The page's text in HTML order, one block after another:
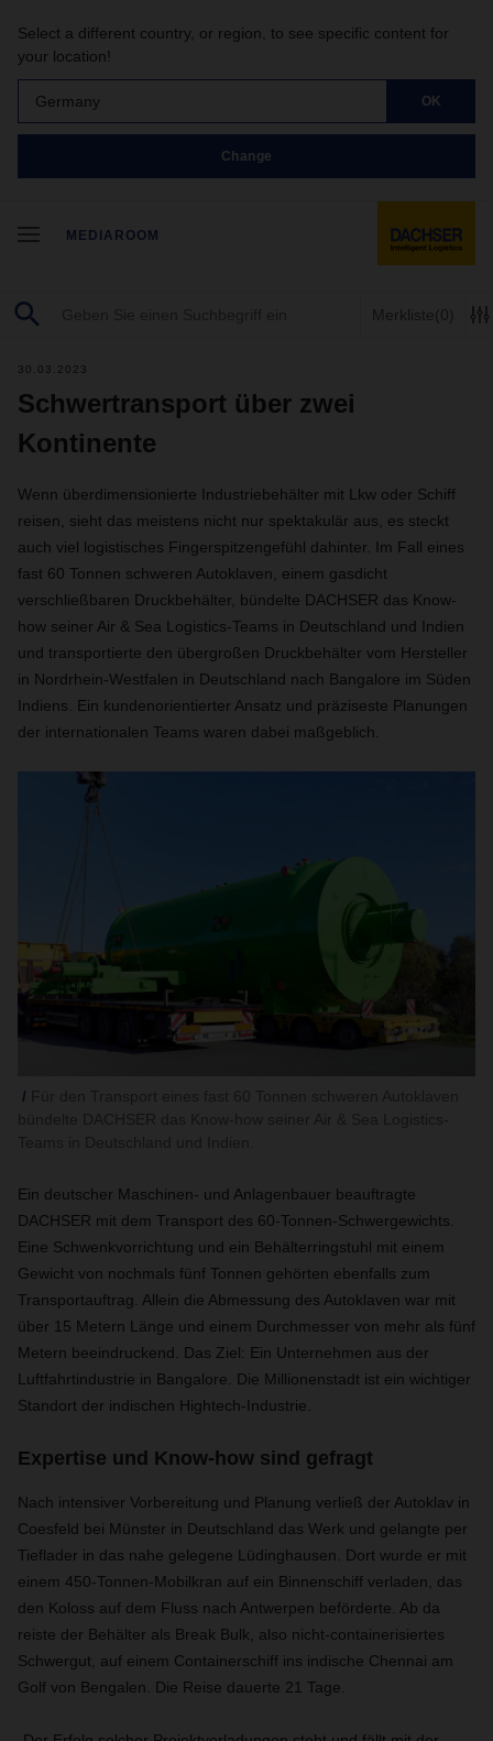
Select a different country, or region, to see specific content for
your location!
Germany OK
Change
MEDIAROOM
Merkliste(0)
30.03.2023
Schwertransport über zwei
Kontinente
Wenn überdimensionierte Industriebehälter mit Lkw oder Schiff
reisen, sieht das meistens nicht nur spektakulär aus, es steckt
auch viel logistisches Fingerspitzengefühl dahinter. Im Fall eines
fast 60 Tonnen schweren Autoklaven, einem gasdicht
verschließbaren Druckbehälter, bündelte DACHSER das Know-
how seiner Air & Sea Logistics-Teams in Deutschland und Indien
und transportierte den übergroßen Druckbehälter vom Hersteller
in Nordrhein-Westfalen in Deutschland nach Bangalore im Süden
Indiens. Ein kundenorientierter Ansatz und präziseste Planungen
der internationalen Teams waren dabei maßgeblich.
Ein deutscher Maschinen- und Anlagenbauer beauftragte
DACHSER mit dem Transport des 60-Tonnen-Schwergewichts.
Eine Schwenkvorrichtung und ein Behälterringstuhl mit einem
Gewicht von nochmals fünf Tonnen gehörten ebenfalls zum
Transportauftrag. Allein die Abmessung des Autoklaven war mit
über 15 Metern Länge und einem Durchmesser von mehr als fünf
Metern beeindruckend. Das Ziel: Ein Unternehmen aus der
Luftfahrtindustrie in Bangalore. Die Millionenstadt ist ein wichtiger
Standort der indischen Hightech-Industrie.
Expertise und Know-how sind gefragt
Nach intensiver Vorbereitung und Planung verließ der Autoklav in
Coesfeld bei Münster in Deutschland das Werk und gelangte per
Tieflader in das nahe gelegene Lüdinghausen. Dort wurde er mit
einem 450-Tonnen-Mobilkran auf ein Binnenschiff verladen, das
den Koloss auf dem Fluss nach Antwerpen beförderte. Ab da
reiste der Behälter als Break Bulk, also nicht-containerisiertes
Schwergut, auf einem Containerschiff ins indische Chennai am
Golf von Bengalen. Die Reise dauerte 21 Tage.